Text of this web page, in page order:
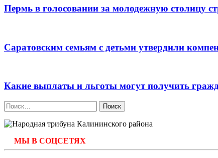
Пермь в голосовании за молодежную столицу
Саратовским семьям с детьми утвердили
Какие выплаты и льготы могут получить
Найти:
МЫ В СОЦСЕТЯХ